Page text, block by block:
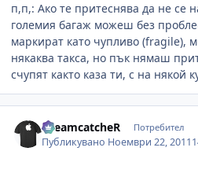
п,п,: Ако те притеснява да не се
големия багаж можеш без
маркират като чупливо (fragile),
някаква такса, но пък нямаш
счупят както каза ти, с на някой
DreamcatcheR Потребител
Публикувано Ноември 22, 2011